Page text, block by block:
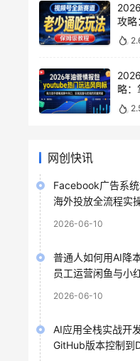
攻略
基
略：
向
突破
网创快讯
Facebook广告系
海外投放全流程实
2026-06-10
普通人如何用AI降
员工运营闲鱼与小
2026-06-10
AI应用全栈实战开
GitHub版本控制到